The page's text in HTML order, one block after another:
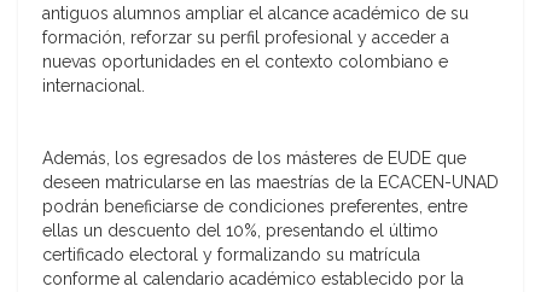
antiguos alumnos ampliar el alcance académico de su
formación, reforzar su perfil profesional y acceder a
nuevas oportunidades en el contexto colombiano e
internacional.
Además, los egresados de los másteres de EUDE que
deseen matricularse en las maestrías de la ECACEN-UNAD
podrán beneficiarse de condiciones preferentes, entre
ellas un descuento del 10%, presentando el último
certificado electoral y formalizando su matrícula
conforme al calendario académico establecido por la